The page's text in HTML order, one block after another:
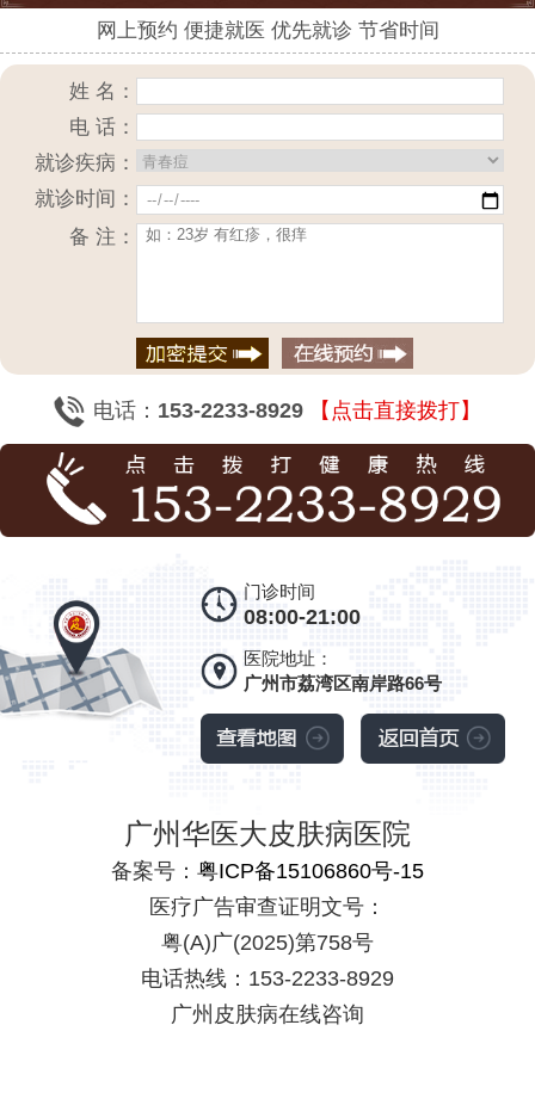
网上预约 便捷就医 优先就诊 节省时间
姓 名：
电 话：
就诊疾病：
就诊时间：
备 注：
电话： 153-2233-8929 【点击直接拨打】
门诊时间
08:00-21:00
医院地址：
广州市荔湾区南岸路66号
广州华医大皮肤病医院
备案号： 粤ICP备15106860号-15
医疗广告审查证明文号：
粤(A)广(2025)第758号
电话热线：153-2233-8929
广州皮肤病在线咨询